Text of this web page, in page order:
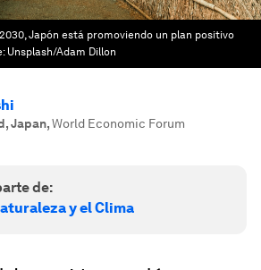
Japón está promoviendo un plan positivo
Unsplash/Adam Dillon
Japan,World Economic Forum
de:
y el Clima